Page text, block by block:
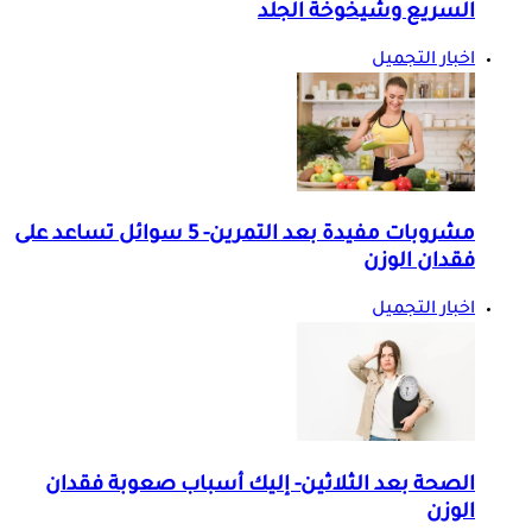
السريع وشيخوخة الجلد
اخبار التجميل
مشروبات مفيدة بعد التمرين- 5 سوائل تساعد على
فقدان الوزن
اخبار التجميل
الصحة بعد الثلاثين- إليك أسباب صعوبة فقدان
الوزن